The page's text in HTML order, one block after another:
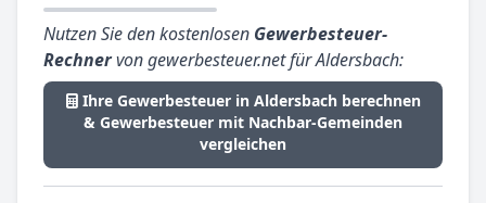
Nutzen Sie den kostenlosen Gewerbesteuer-
Rechnervon gewerbesteuer.net für Aldersbach:
Ihre Gewerbesteuer in Aldersbach berechnen
& Gewerbesteuer mit Nachbar-Gemeinden
vergleichen